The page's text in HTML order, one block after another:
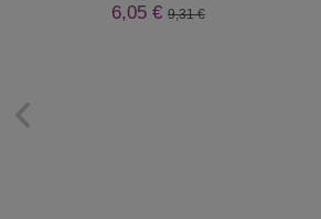
6,05 € 9,31 €